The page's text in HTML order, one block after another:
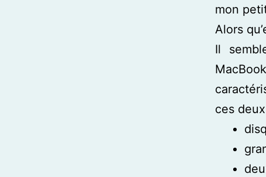
mon
Alors
Il
ces